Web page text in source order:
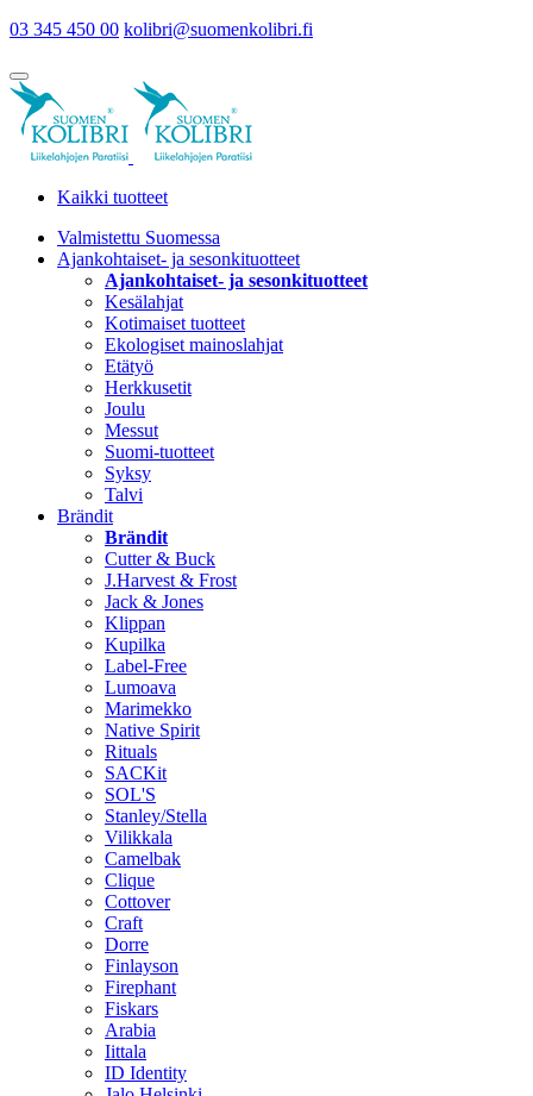
03 345 450 00 kolibri@suomenkolibri.fi
Kaikki tuotteet
Valmistettu Suomessa
Ajankohtaiset- ja sesonkituotteet
Ajankohtaiset- ja sesonkituotteet
Kesälahjat
Kotimaiset tuotteet
Ekologiset mainoslahjat
Etätyö
Herkkusetit
Joulu
Messut
Suomi-tuotteet
Syksy
Talvi
Brändit
Brändit
Cutter & Buck
J.Harvest & Frost
Jack & Jones
Klippan
Kupilka
Label-Free
Lumoava
Marimekko
Native Spirit
Rituals
SACKit
SOL'S
Stanley/Stella
Vilikkala
Camelbak
Clique
Cottover
Craft
Dorre
Finlayson
Firephant
Fiskars
Arabia
Iittala
ID Identity